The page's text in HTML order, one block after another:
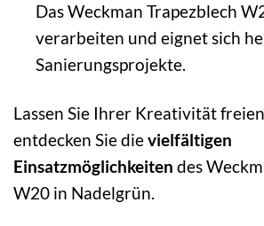
Das Weckman Trapezblech
verarbeiten und eignet sich
Sanierungsprojekte.
Lassen Sie Ihrer Kreativität
entdecken Sie dievielfältigen
Einsatzmöglichkeiten des
W20 in Nadelgrün.